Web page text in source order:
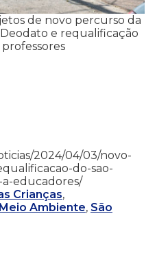
de novo percurso da
e requalificação
professores
2024/04/03/novo-
do-sao-
a-educadores/
Crianças,
Ambiente, São